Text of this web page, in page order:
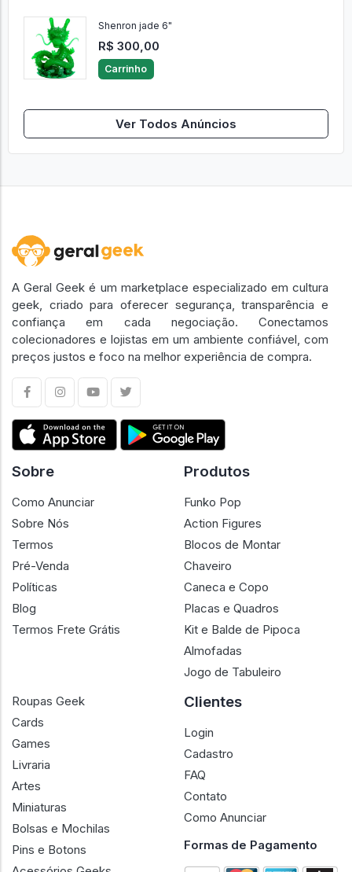
Shenron jade 6"
R$ 300,00
Carrinho
Ver Todos Anúncios
A Geral Geek é um marketplace especializado em cultura
geek, criado para oferecer segurança, transparência e
confiança em cada negociação. Conectamos
colecionadores e lojistas em um ambiente confiável, com
preços justos e foco na melhor experiência de compra.
Sobre
Como Anunciar
Sobre Nós
Termos
Pré-Venda
Políticas
Blog
Termos Frete Grátis
Produtos
Funko Pop
Action Figures
Blocos de Montar
Chaveiro
Caneca e Copo
Placas e Quadros
Kit e Balde de Pipoca
Almofadas
Jogo de Tabuleiro
Roupas Geek
Cards
Games
Livraria
Artes
Miniaturas
Bolsas e Mochilas
Pins e Botons
Clientes
Login
Cadastro
FAQ
Contato
Como Anunciar
Formas de Pagamento